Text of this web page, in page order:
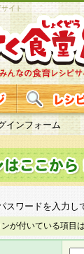
イト
インフォーム
スワードを入力し
ンが付いている項目